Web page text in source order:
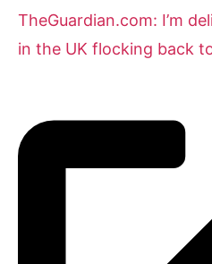
TheGuardian.com: I’m
in the UK flocking back